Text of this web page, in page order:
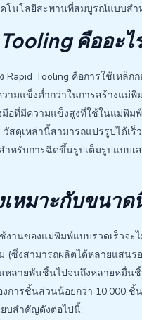
คโนโลยีสะพานที่สมบูรณ์แบบส
คืออะไ
Rapid Tooling คือการใช้เหล็ก
ามแข็งต่ำกว่าในการสร้างแม่พิ
มือที่มีความแข็งสูงที่ใช้ในแม่พิ
วัสดุเหล่านี้สามารถแปรรูปได้เ
ำหรับการฉีดขึ้นรูปเต็มรูปแบบเ
เหมาะกับขนาด
งานของแม่พิมพ์แบบรวดเร็วจะ
(ซึ่งสามารถผลิตได้หลายแสนร
หลายพันชิ้นไปจนถึงหลายหมื่นชิ้
การชิ้นส่วนน้อยกว่า 10,000 ชิ้
บสำคัญดังต่อไปนี้: